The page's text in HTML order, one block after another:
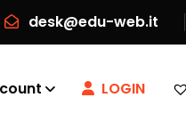
desk@edu-web.it
LOGIN